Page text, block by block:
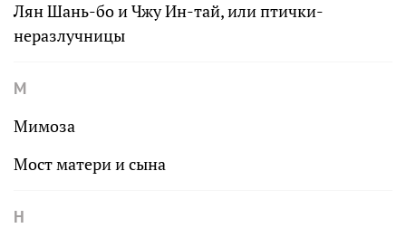
Лян Шань-бо и Чжу Ин-тай, или птички-
неразлучницы
М
Мимоза
Мост матери и сына
Н